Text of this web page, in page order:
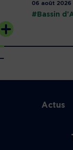
06 août 2026
#Bassin
Actus